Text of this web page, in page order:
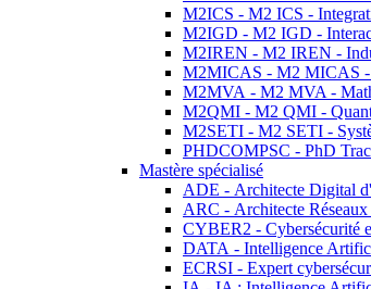
M2ICS - M2 ICS -
M2IGD - M2 IGD -
M2IREN - M2 IREN -
M2MICAS - M2 MICAS -
M2MVA - M2 MVA -
M2QMI - M2 QMI -
M2SETI - M2 SETI -
PHDCOMPSC - PhD
Mastère spécialisé
ADE - Architecte Digital
ARC - Architecte
CYBER2 - Cybersécurité
DATA - Intelligence
ECRSI - Expert